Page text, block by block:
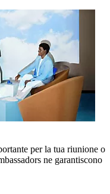
per la tua riunione o
ne garantiscono